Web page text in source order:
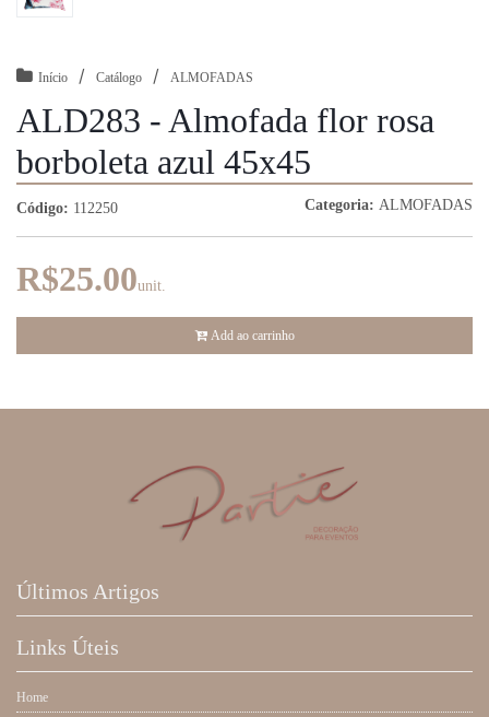
Início / Catálogo / ALMOFADAS
ALD283 - Almofada flor rosa
borboleta azul 45x45
Código: 112250 Categoria: ALMOFADAS
R$25.00unit.
Add ao carrinho
Últimos Artigos
Links Úteis
Home